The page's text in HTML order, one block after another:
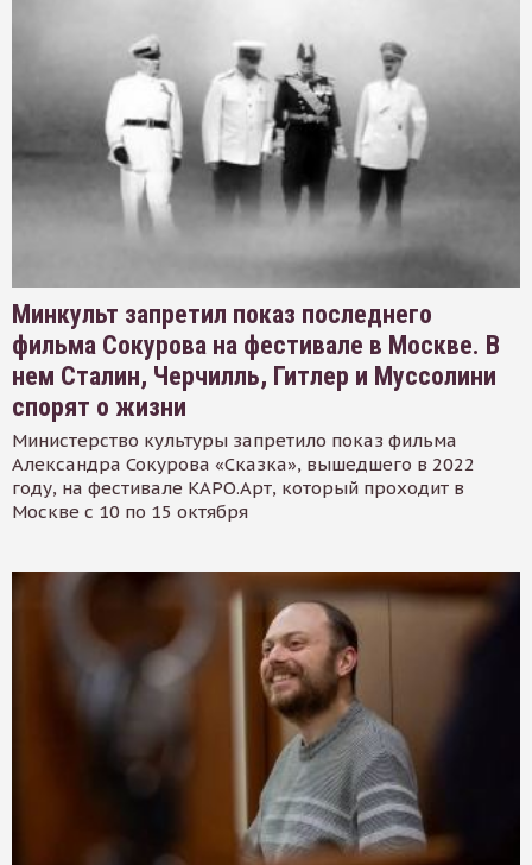
Минкульт запретил показ последнего
фильма Сокурова на фестивале в Москве. В
нем Сталин, Черчилль, Гитлер и Муссолини
спорят о жизни
Министерство культуры запретило показ фильма
Александра Сокурова «Сказка», вышедшего в 2022
году, на фестивале КАРО.Арт, который проходит в
Москве с 10 по 15 октября